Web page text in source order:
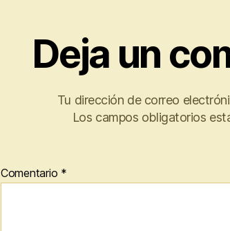
Deja un
Tu dirección de correo
Los campos obligatorios
Comentario *